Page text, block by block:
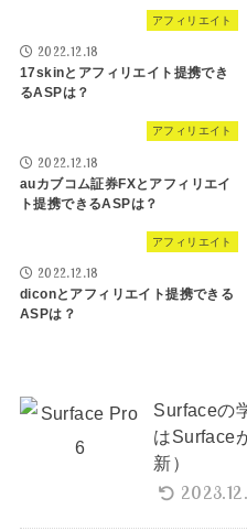
アフィリエイト
2022.12.18
17skinとアフィリエイト提携でき
るASPは？
アフィリエイト
2022.12.18
auカブコム証券FXとアフィリエイ
ト提携できるASPは？
アフィリエイト
2022.12.18
diconとアフィリエイト提携できる
ASPは？
Surfaceの
はSurface
新）